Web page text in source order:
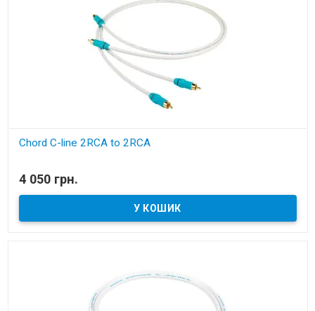
Chord C-line 2RCA to 2RCA
4 050 грн.